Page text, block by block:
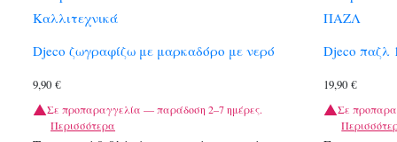
Καλλιτεχνικά
Djeco ζωγραφίζω με μαρκαδόρο με νερό
9,90 €
Σε προπαραγγελία — παράδοση 2–7 ημέρες.
Περισσότερα
ΠΑΖΛ
Djeco παζλ
19,90€
Σε